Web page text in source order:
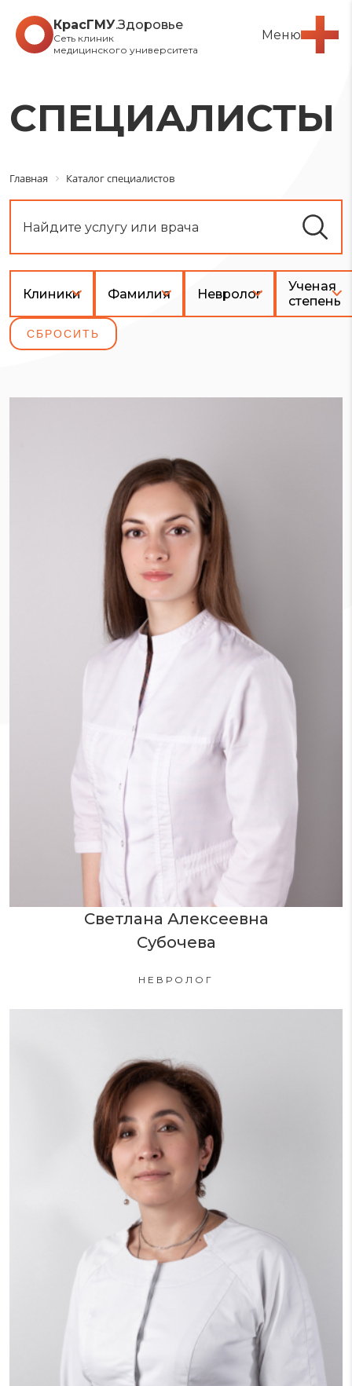
КрасГМУ.Здоровье
Сеть клиник
медицинского университета
Меню
СПЕЦИАЛИСТЫ
Главная Каталог специалистов
Клиники Фамилия Невролог
Ученая
степень
Светлана Алексеевна
Субочева
НЕВРОЛОГ